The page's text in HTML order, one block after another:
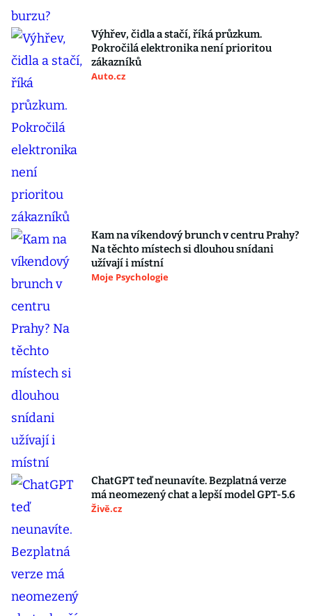
Výhřev, čidla a stačí, říká průzkum.
Pokročilá elektronika není prioritou
zákazníků
Auto.cz
Kam na víkendový brunch v centru Prahy?
Na těchto místech si dlouhou snídani
užívají i místní
Moje Psychologie
ChatGPT teď neunavíte. Bezplatná verze
má neomezený chat a lepší model GPT-5.6
Živě.cz